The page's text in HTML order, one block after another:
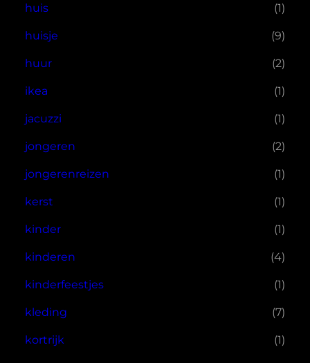
huis (1)
huisje (9)
huur (2)
ikea (1)
jacuzzi (1)
jongeren (2)
jongerenreizen (1)
kerst (1)
kinder (1)
kinderen (4)
kinderfeestjes (1)
kleding (7)
kortrijk (1)